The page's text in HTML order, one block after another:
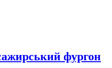
фургон